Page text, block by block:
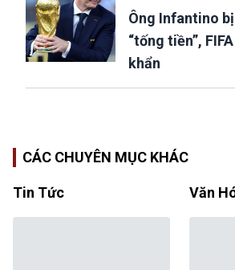
Ông Infantino
“tống tiền”,
khẩn
CÁC CHUYÊN MỤC KHÁC
Tin Tức Văn